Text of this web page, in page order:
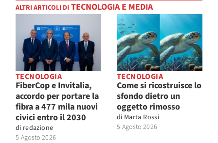
ALTRI ARTICOLI DI TECNOLOGIA E MEDIA
TECNOLOGIA
FiberCop e Invitalia,
accordo per portare la
fibra a 477 mila nuovi
civici entro il 2030
di redazione
5 Agosto 2026
TECNOLOGIA
Come si ricostruisce lo
sfondo dietro un
oggetto rimosso
di Marta Rossi
5 Agosto 2026